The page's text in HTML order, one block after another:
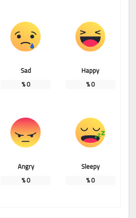
Happy
0
%
Sad
0
%
Sleepy
0
%
Angry
0
%